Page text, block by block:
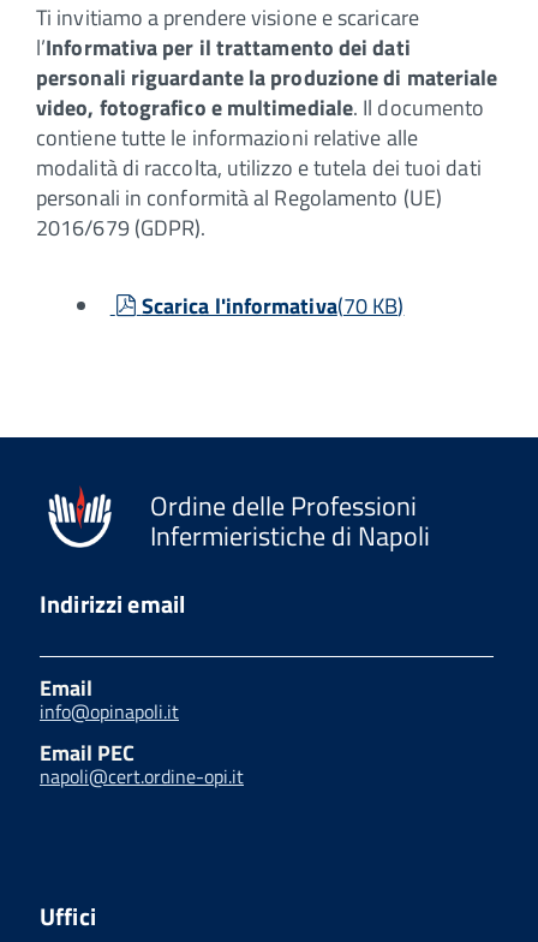
Ti invitiamo a prendere visione e scaricare
l’Informativa per il trattamento dei dati
personali riguardante la produzione di materiale
video, fotografico e multimediale. Il documento
contiene tutte le informazioni relative alle
modalità di raccolta, utilizzo e tutela dei tuoi dati
personali in conformità al Regolamento (UE)
2016/679 (GDPR).
pdf
Scarica l'informativa(70 KB)
Ordine delle Professioni
Infermieristiche di Napoli
Indirizzi email
Email
info@opinapoli.it
Email PEC
napoli@cert.ordine-opi.it
Uffici